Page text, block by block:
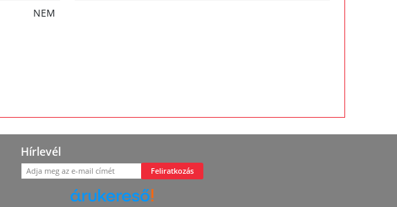
NEM
Hírlevél
Feliratkozás